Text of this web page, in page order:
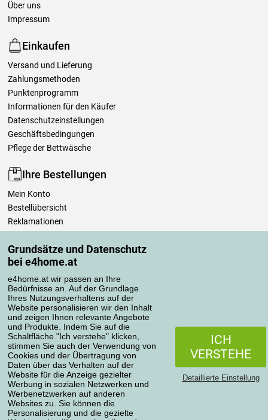
Grundsätze und Datenschutz
bei e4home.at
e4home.at wir passen an Ihre
Bedürfnisse an. Auf der Grundlage
Ihres Nutzungsverhaltens auf der
Website personalisieren wir den Inhalt
und zeigen Ihnen relevante Angebote
und Produkte. Indem Sie auf die
Schaltfläche "Ich verstehe" klicken,
stimmen Sie auch der Verwendung von
Cookies und der Übertragung von
Daten über das Verhalten auf der
Website für die Anzeige gezielter
Werbung in sozialen Netzwerken und
Werbenetzwerken auf anderen
Websites zu. Sie können die
Personalisierung und die gezielte
ICH
VERSTEHE
Detaillierte Einstellung
Über uns
Impressum
Einkaufen
Versand und Lieferung
Zahlungsmethoden
Punktenprogramm
Informationen für den Käufer
Datenschutzeinstellungen
Geschäftsbedingungen
Pflege der Bettwäsche
Ihre Bestellungen
Mein Konto
Bestellübersicht
Reklamationen
Einfach mehr wissen
Richtlinien zur Verarbeitung von Bewertungen
Transportarten
Zahlungsmethoden